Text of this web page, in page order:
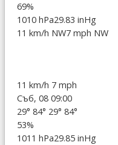
69%
1010 hPa29.83 inHg
11 km/h NW7 mph NW
11 km/h 7 mph
Съб, 08 09:00
29° 84° 29° 84°
53%
1011 hPa29.85 inHg